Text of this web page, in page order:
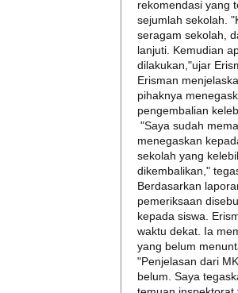
rekomendasi yang
sejumlah sekolah.
seragam sekolah,
lanjuti. Kemudian
dilakukan,"ujar
Erisman
pihaknya
pengembalian
"Saya sudah
menegaskan
sekolah yang
dikembalikan,"
Berdasarkan
pemeriksaan
kepada siswa.
waktu dekat. Ia
yang belum
"Penjelasan dari
belum. Saya